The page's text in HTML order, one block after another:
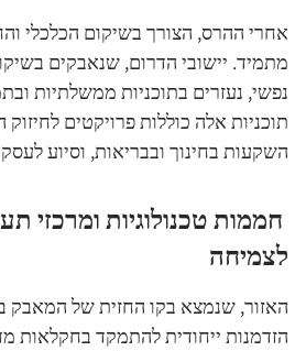
אחרי ההרס, הצורך בשיקום הכלכלי
מתמיד. יישובי הדרום, שנאבקים
נפשי, נעזרים בתוכניות ממשלתיות
תוכניות אלה כוללות פרויקטים
השקעות בחינוך ובבריאות, וסיוע
חממות טכנולוגיות ומרכזי
לצמיחה
האזור, שנמצא בקו החזית של המאבק
הזדמנות ייחודית להתמקד בחקלאות